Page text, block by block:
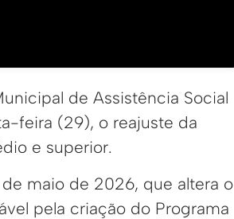
de Assistência Social
feira (29), o reajuste da
e superior.
maio de 2026, que altera o
pela criação do Programa